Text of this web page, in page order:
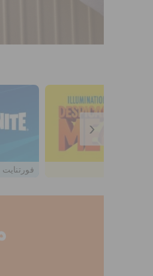
فورتنايت
›